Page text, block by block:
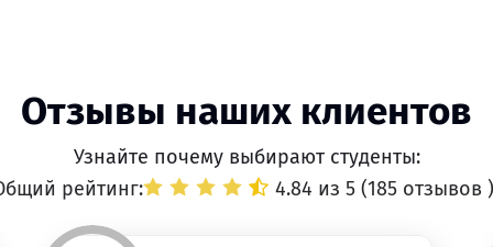
Отзывы наших клиентов
Узнайте почему выбирают студенты:
рейтинг:
4.84 из 5 (185 отзывов )